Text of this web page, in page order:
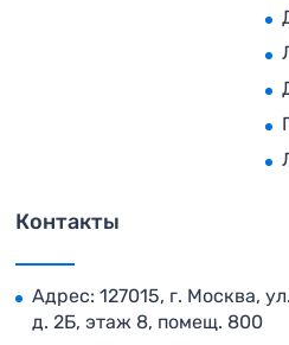
Контакты
Адрес: 127015, г. Москва,
д. 2Б, этаж 8, помещ. 800